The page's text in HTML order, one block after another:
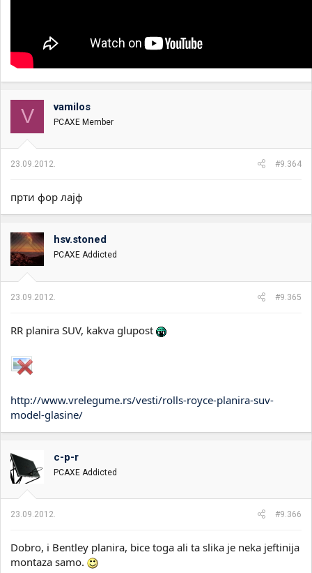
V vamilos
PCAXE Member
23.09.2012. #9.364
прти фор лајф
hsv.stoned
PCAXE Addicted
23.09.2012. #9.365
RR planira SUV, kakva glupost
http://www.vrelegume.rs/vesti/rolls-royce-planira-suv-
model-glasine/
c-p-r
PCAXE Addicted
23.09.2012. #9.366
Dobro, i Bentley planira, bice toga ali ta slika je neka jeftinija
montaza samo.